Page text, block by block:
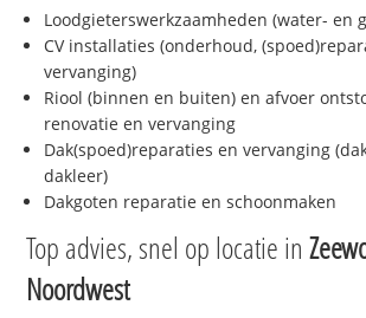
Loodgieterswerkzaamheden (water- en
CV installaties (onderhoud,
vervanging)
Riool (binnen en buiten) en afvoer
renovatie en vervanging
Dak(spoed)reparaties en vervanging
dakleer)
Dakgoten reparatie en schoonmaken
Top advies, snel op locatie in
Noordwest